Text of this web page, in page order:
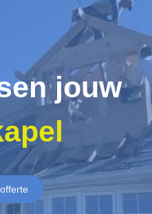
jouw